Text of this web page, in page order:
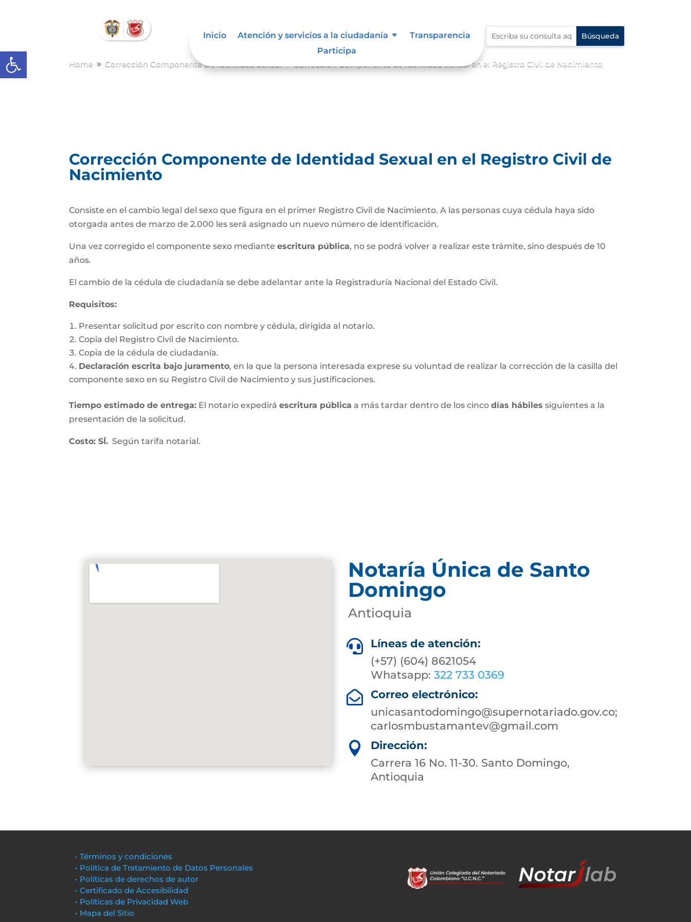
Abrir barra de herramientas
Inicio Atención y servicios a la ciudadanía
Transparencia
Participa
Home 9 Corrección Componente De Identidad Sexual Corrección Componente de Identidad Sexual en el Registro Civil de Nacimiento
Corrección Componente de Identidad Sexual en el Registro Civil de
Nacimiento
Consiste en el cambio legal del sexo que figura en el primer Registro Civil de Nacimiento. A las personas cuya cédula haya sido
otorgada antes de marzo de 2.000 les será asignado un nuevo número de identificación.
Una vez corregido el componente sexo medianteescritura pública, no se podrá volver a realizar este trámite, sino después de 10
años.
El cambio de la cédula de ciudadanía se debe adelantar ante la Registraduría Nacional del Estado Civil.
Requisitos:
Presentar solicitud por escrito con nombre y cédula, dirigida al notario.
Copia del Registro Civil de Nacimiento.
Copia de la cédula de ciudadanía.
Declaración escrita bajo juramento, en la que la persona interesada exprese su voluntad de realizar la corrección de la casilla del
componente sexo en su Registro Civil de Nacimiento y sus justificaciones.
Tiempo estimado de entrega: El notario expediráescritura pública a más tardar dentro de los cincodías hábiles siguientes a la
presentación de la solicitud.
Costo: SÍ. Según tarifa notarial.
Notaría Única de Santo
Domingo
Antioquia

Líneas de atención:
(+57) (604) 8621054
Whatsapp:322 733 0369

Correo electrónico:
unicasantodomingo@supernotariado.gov.co;
carlosmbustamantev@gmail.com

Dirección:
Carrera 16 No. 11-30. Santo Domingo,
Antioquia
• Términos y condiciones
• Política de Tratamiento de Datos Personales
• Políticas de derechos de autor
• Certificado de Accesibilidad
• Políticas de Privacidad Web
• Mapa del Sitio